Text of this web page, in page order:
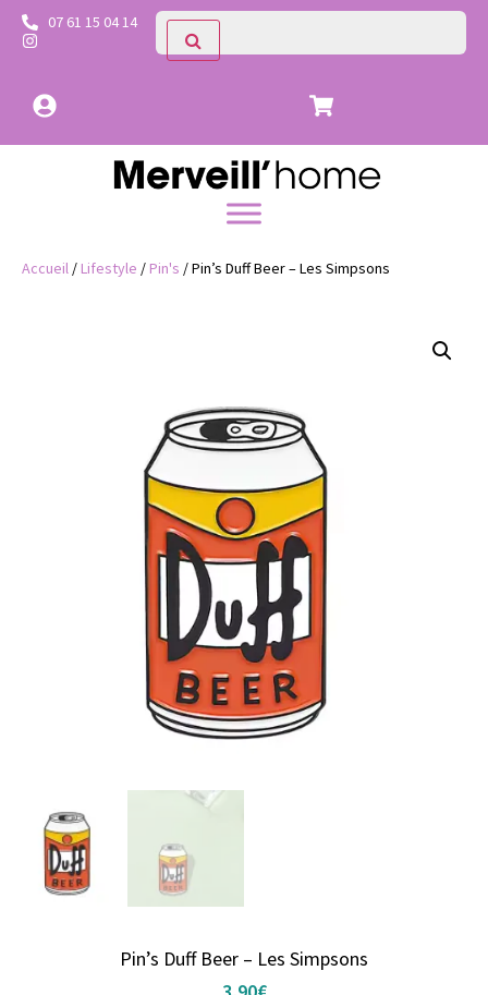
07 61 15 04 14
Accueil /Lifestyle /Pin's / Pin’s Duff Beer – Les Simpsons
Pin’s Duff Beer – Les Simpsons